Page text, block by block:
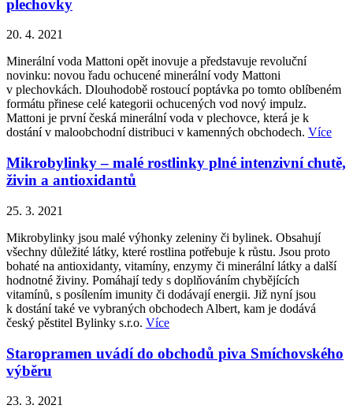
plechovky
20. 4. 2021
Minerální voda Mattoni opět inovuje a představuje revoluční
novinku: novou řadu ochucené minerální vody Mattoni
v plechovkách. Dlouhodobě rostoucí poptávka po tomto oblíbeném
formátu přinese celé kategorii ochucených vod nový impulz.
Mattoni je první česká minerální voda v plechovce, která je k
dostání v maloobchodní distribuci v kamenných obchodech. Více
Mikrobylinky – malé rostlinky plné intenzivní chutě,
živin a antioxidantů
25. 3. 2021
Mikrobylinky jsou malé výhonky zeleniny či bylinek. Obsahují
všechny důležité látky, které rostlina potřebuje k růstu. Jsou proto
bohaté na antioxidanty, vitamíny, enzymy či minerální látky a další
hodnotné živiny. Pomáhají tedy s doplňováním chybějících
vitamínů, s posílením imunity či dodávají energii. Již nyní jsou
k dostání také ve vybraných obchodech Albert, kam je dodává
český pěstitel Bylinky s.r.o. Více
Staropramen uvádí do obchodů piva Smíchovského
výběru
23. 3. 2021